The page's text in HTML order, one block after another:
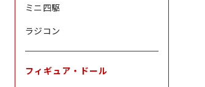
ミニ四駆
ラジコン
フィギュア・ドール